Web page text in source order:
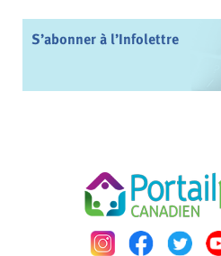
S’abonner à l’Infolettre